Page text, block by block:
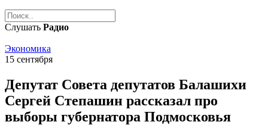
Слушать Радио
Экономика
15 сентября
Депутат Совета депутатов Балашихи
Сергей Степашин рассказал про
выборы губернатора Подмосковья